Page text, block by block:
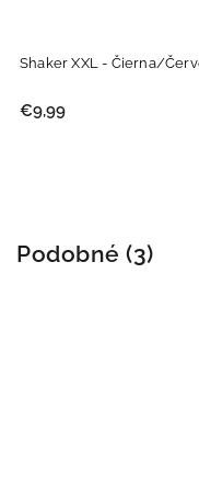
Shaker XXL - Čierna/
€9,99
Podobné (3)